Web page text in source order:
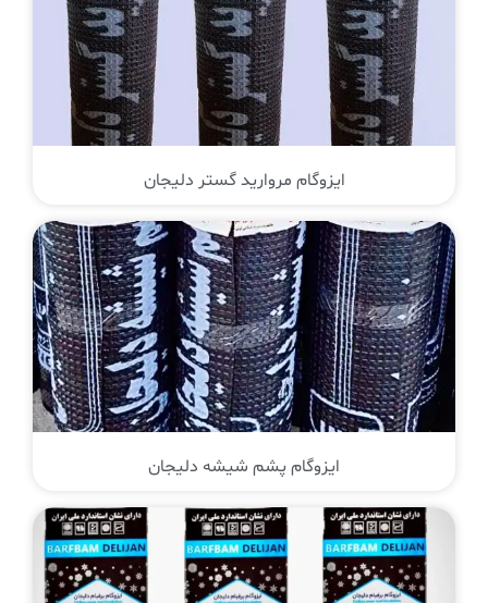
ایزوگام مروارید گستر دلیجان
ایزوگام پشم شیشه دلیجان